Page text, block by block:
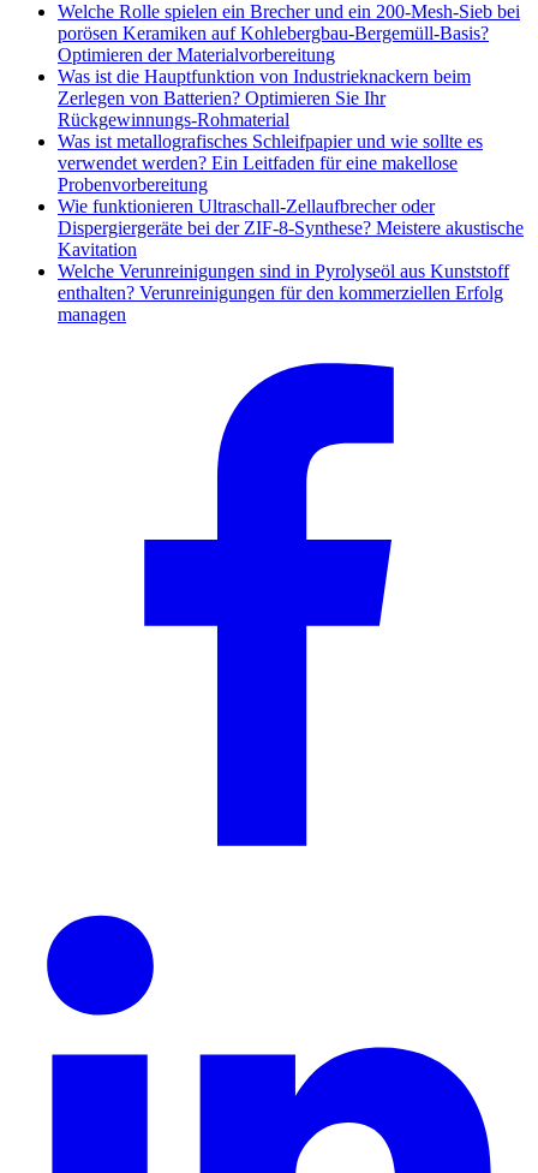
Welche Rolle spielen ein Brecher und ein 200-Mesh-Sieb bei
porösen Keramiken auf Kohlebergbau-Bergemüll-Basis?
Optimieren der Materialvorbereitung
Was ist die Hauptfunktion von Industrieknackern beim
Zerlegen von Batterien? Optimieren Sie Ihr
Rückgewinnungs-Rohmaterial
Was ist metallografisches Schleifpapier und wie sollte es
verwendet werden? Ein Leitfaden für eine makellose
Probenvorbereitung
Wie funktionieren Ultraschall-Zellaufbrecher oder
Dispergiergeräte bei der ZIF-8-Synthese? Meistere akustische
Kavitation
Welche Verunreinigungen sind in Pyrolyseöl aus Kunststoff
enthalten? Verunreinigungen für den kommerziellen Erfolg
managen